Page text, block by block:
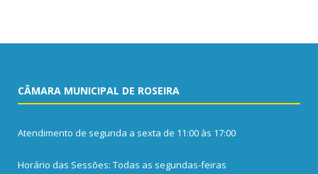
CÂMARA MUNICIPAL DE ROSEIRA
Atendimento de segunda a sexta de 11:00 às 17:00
Horário das Sessões: Todas as segundas-feiras